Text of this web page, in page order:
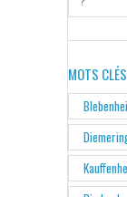
MOTS CLÉS